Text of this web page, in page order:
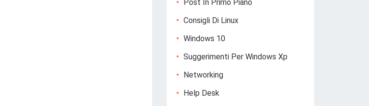
Post In Primo Piano
Consigli Di Linux
Windows 10
Suggerimenti Per Windows Xp
Networking
Help Desk